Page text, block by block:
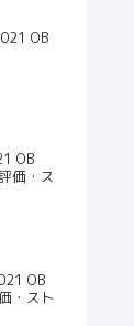
OB
OB
価・ス
OB
・スト